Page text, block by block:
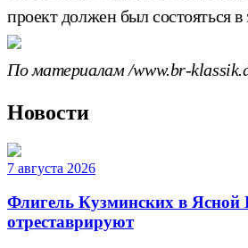
проект должен был состояться в
По материалам /www.br-
Новости
7 августа 2026
Флигель Кузминских в Ясной
отреставрируют